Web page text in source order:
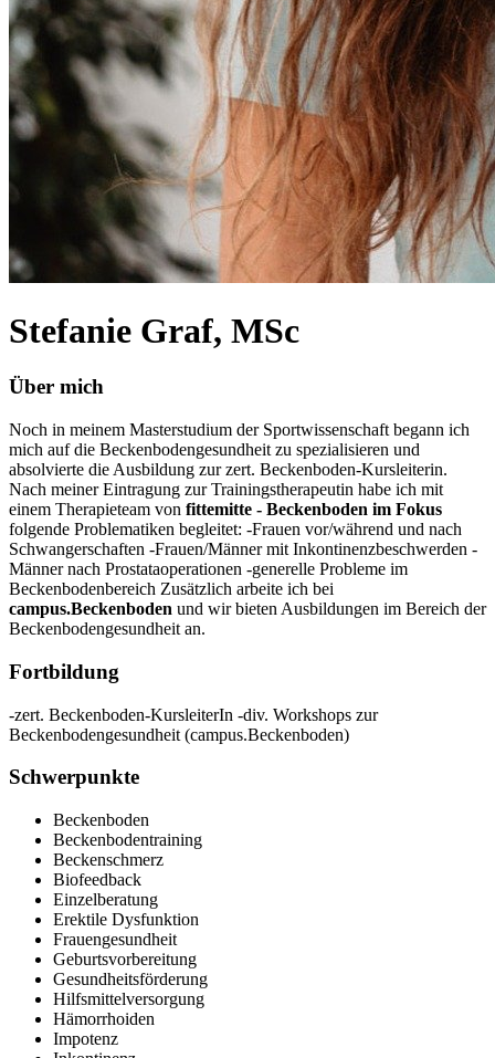
Stefanie Graf, MSc
Über mich
Noch in meinem Masterstudium der Sportwissenschaft begann ich
mich auf die Beckenbodengesundheit zu spezialisieren und
absolvierte die Ausbildung zur zert. Beckenboden-Kursleiterin.
Nach meiner Eintragung zur Trainingstherapeutin habe ich mit
einem Therapieteam von fittemitte - Beckenboden im Fokus
folgende Problematiken begleitet: -Frauen vor/während und nach
Schwangerschaften -Frauen/Männer mit Inkontinenzbeschwerden -
Männer nach Prostataoperationen -generelle Probleme im
Beckenbodenbereich Zusätzlich arbeite ich bei
campus.Beckenboden und wir bieten Ausbildungen im Bereich der
Beckenbodengesundheit an.
Fortbildung
-zert. Beckenboden-KursleiterIn -div. Workshops zur
Beckenbodengesundheit (campus.Beckenboden)
Schwerpunkte
Beckenboden
Beckenbodentraining
Beckenschmerz
Biofeedback
Einzelberatung
Erektile Dysfunktion
Frauengesundheit
Geburtsvorbereitung
Gesundheitsförderung
Hilfsmittelversorgung
Hämorrhoiden
Impotenz